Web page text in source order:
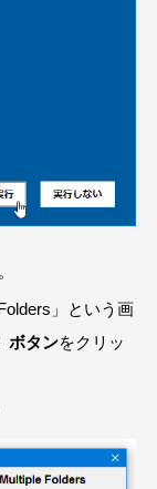
」という画
ボタンをクリッ